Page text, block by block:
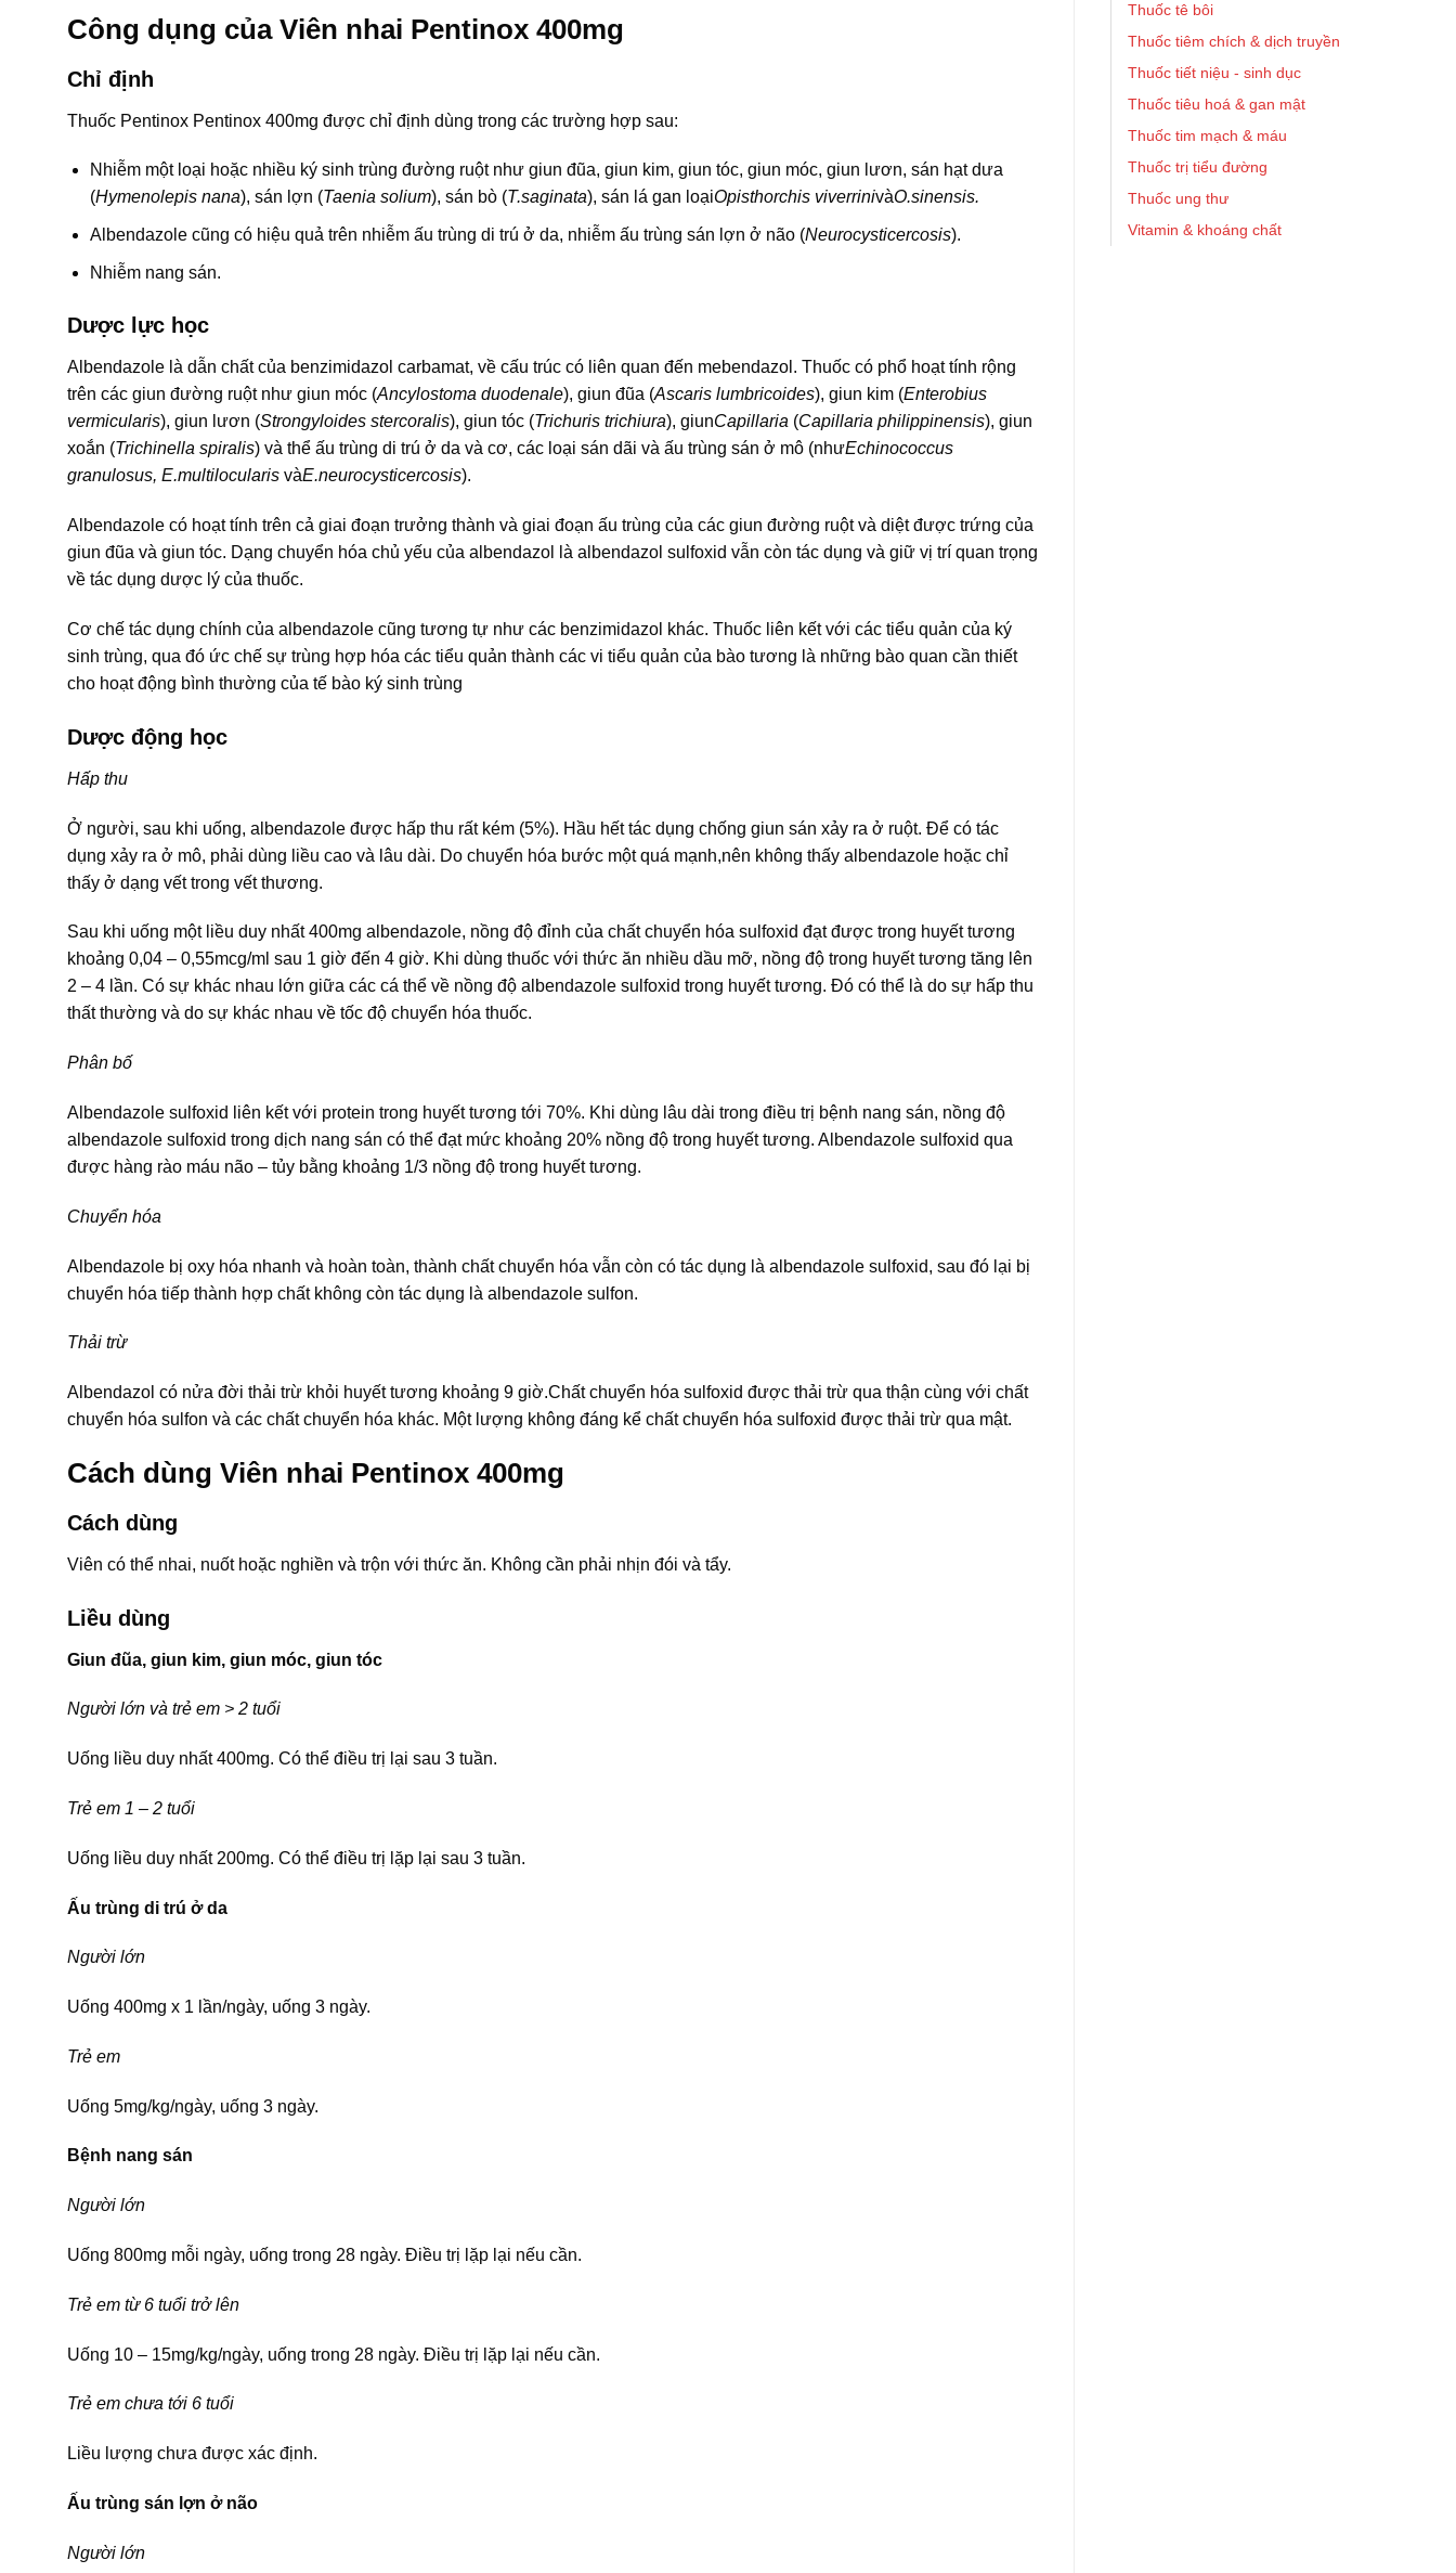
Thuốc tê bôi
Thuốc tiêm chích & dịch truyền
Thuốc tiết niệu - sinh dục
Thuốc tiêu hoá & gan mật
Thuốc tim mạch & máu
Thuốc trị tiểu đường
Thuốc ung thư
Vitamin & khoáng chất
Công dụng của Viên nhai Pentinox 400mg
Chỉ định
Thuốc Pentinox Pentinox 400mg được chỉ định dùng trong các trường hợp sau:
Nhiễm một loại hoặc nhiều ký sinh trùng đường ruột như giun đũa, giun kim, giun tóc, giun móc, giun lươn, sán hạt dưa
(Hymenolepis nana), sán lợn (Taenia solium), sán bò (T.saginata), sán lá gan loạiOpisthorchis viverrinivàO.sinensis.
Albendazole cũng có hiệu quả trên nhiễm ấu trùng di trú ở da, nhiễm ấu trùng sán lợn ở não (Neurocysticercosis).
Nhiễm nang sán.
Dược lực học
Albendazole là dẫn chất của benzimidazol carbamat, về cấu trúc có liên quan đến mebendazol. Thuốc có phổ hoạt tính rộng
trên các giun đường ruột như giun móc (Ancylostoma duodenale), giun đũa (Ascaris lumbricoides), giun kim (Enterobius
vermicularis), giun lươn (Strongyloides stercoralis), giun tóc (Trichuris trichiura), giunCapillaria (Capillaria philippinensis), giun
xoắn (Trichinella spiralis) và thể ấu trùng di trú ở da và cơ, các loại sán dãi và ấu trùng sán ở mô (nhưEchinococcus
granulosus, E.multilocularis vàE.neurocysticercosis).
Albendazole có hoạt tính trên cả giai đoạn trưởng thành và giai đoạn ấu trùng của các giun đường ruột và diệt được trứng của
giun đũa và giun tóc. Dạng chuyển hóa chủ yếu của albendazol là albendazol sulfoxid vẫn còn tác dụng và giữ vị trí quan trọng
về tác dụng dược lý của thuốc.
Cơ chế tác dụng chính của albendazole cũng tương tự như các benzimidazol khác. Thuốc liên kết với các tiểu quản của ký
sinh trùng, qua đó ức chế sự trùng hợp hóa các tiểu quản thành các vi tiểu quản của bào tương là những bào quan cần thiết
cho hoạt động bình thường của tế bào ký sinh trùng
Dược động học
Hấp thu
Ở người, sau khi uống, albendazole được hấp thu rất kém (5%). Hầu hết tác dụng chống giun sán xảy ra ở ruột. Để có tác
dụng xảy ra ở mô, phải dùng liều cao và lâu dài. Do chuyển hóa bước một quá mạnh,nên không thấy albendazole hoặc chỉ
thấy ở dạng vết trong vết thương.
Sau khi uống một liều duy nhất 400mg albendazole, nồng độ đỉnh của chất chuyển hóa sulfoxid đạt được trong huyết tương
khoảng 0,04 – 0,55mcg/ml sau 1 giờ đến 4 giờ. Khi dùng thuốc với thức ăn nhiều dầu mỡ, nồng độ trong huyết tương tăng lên
2 – 4 lần. Có sự khác nhau lớn giữa các cá thể về nồng độ albendazole sulfoxid trong huyết tương. Đó có thể là do sự hấp thu
thất thường và do sự khác nhau về tốc độ chuyển hóa thuốc.
Phân bố
Albendazole sulfoxid liên kết với protein trong huyết tương tới 70%. Khi dùng lâu dài trong điều trị bệnh nang sán, nồng độ
albendazole sulfoxid trong dịch nang sán có thể đạt mức khoảng 20% nồng độ trong huyết tương. Albendazole sulfoxid qua
được hàng rào máu não – tủy bằng khoảng 1/3 nồng độ trong huyết tương.
Chuyển hóa
Albendazole bị oxy hóa nhanh và hoàn toàn, thành chất chuyển hóa vẫn còn có tác dụng là albendazole sulfoxid, sau đó lại bị
chuyển hóa tiếp thành hợp chất không còn tác dụng là albendazole sulfon.
Thải trừ
Albendazol có nửa đời thải trừ khỏi huyết tương khoảng 9 giờ.Chất chuyển hóa sulfoxid được thải trừ qua thận cùng với chất
chuyển hóa sulfon và các chất chuyển hóa khác. Một lượng không đáng kể chất chuyển hóa sulfoxid được thải trừ qua mật.
Cách dùng Viên nhai Pentinox 400mg
Cách dùng
Viên có thể nhai, nuốt hoặc nghiền và trộn với thức ăn. Không cần phải nhịn đói và tẩy.
Liều dùng
Giun đũa, giun kim, giun móc, giun tóc
Người lớn và trẻ em > 2 tuổi
Uống liều duy nhất 400mg. Có thể điều trị lại sau 3 tuần.
Trẻ em 1 – 2 tuổi
Uống liều duy nhất 200mg. Có thể điều trị lặp lại sau 3 tuần.
Ấu trùng di trú ở da
Người lớn
Uống 400mg x 1 lần/ngày, uống 3 ngày.
Trẻ em
Uống 5mg/kg/ngày, uống 3 ngày.
Bệnh nang sán
Người lớn
Uống 800mg mỗi ngày, uống trong 28 ngày. Điều trị lặp lại nếu cần.
Trẻ em từ 6 tuổi trở lên
Uống 10 – 15mg/kg/ngày, uống trong 28 ngày. Điều trị lặp lại nếu cần.
Trẻ em chưa tới 6 tuổi
Liều lượng chưa được xác định.
Ấu trùng sán lợn ở não
Người lớn